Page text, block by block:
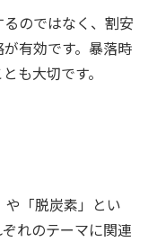
のではなく、割安
有効です。暴落時
も大切です。
「脱炭素」とい
れのテーマに関連